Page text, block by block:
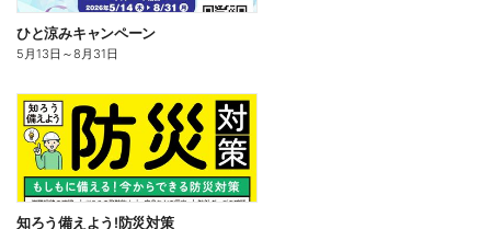
ひと涼みキャンペーン
5月13日 ～8月31日
知ろう備えよう!防災対策